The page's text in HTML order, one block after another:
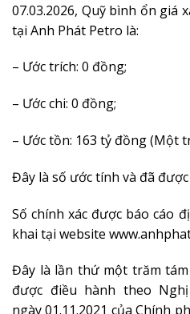
07.03.2026, Quỹ bình ổn giá
tại Anh Phát Petro là:
– Ước trích: 0 đồng;
– Ước chi: 0 đồng;
– Ước tồn: 163 tỷ đồng (Một
Đây là số ước tính và đã
Số chính xác được báo cáo
khai tại website
Đây là lần thứ một trăm
được điều hành theo
ngày 01.11.2021 của Chính